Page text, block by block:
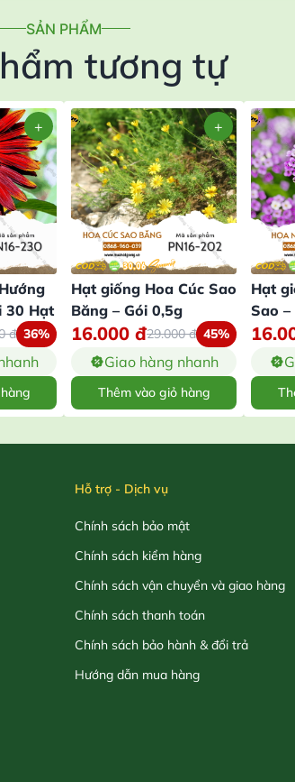
SẢN PHẨM
tương tự
30 Hạt
đ 36%
Hạt giống Hoa Cúc Sao
Băng – Gói 0,5g
16.000 đ29.000đ 45%
Giao hàng nhanh
Thêm vào giỏ hàng
Hạt
Sao
Hỗ trợ - Dịch vụ
Chính sách bảo mật
Chính sách kiểm hàng
Chính sách vận chuyển và giao hàng
Chính sách thanh toán
Chính sách bảo hành & đổi trả
Hướng dẫn mua hàng